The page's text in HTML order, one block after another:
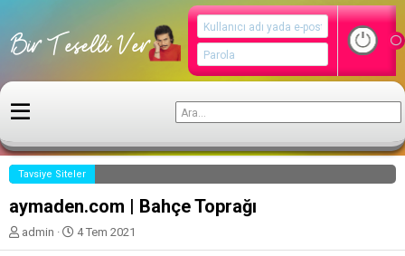
Tavsiye Siteler
aymaden.com | Bahçe Toprağı
K
o
admin
B
a
4 Tem 2021